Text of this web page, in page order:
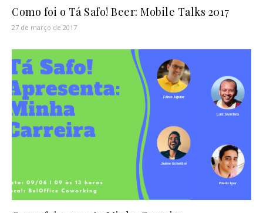
Como foi o Tá Safo! Beer: Mobile Talks 2017
27 de março de 2017